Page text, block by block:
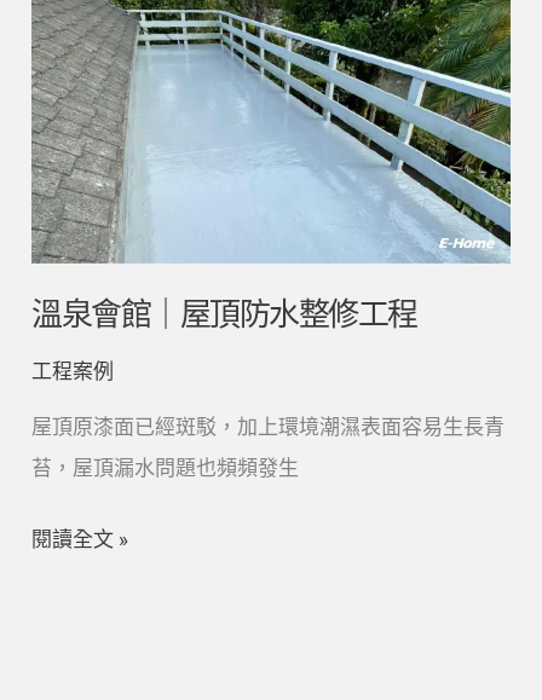
溫泉會館｜屋頂防水整修工程
工程案例
屋頂原漆面已經斑駁，加上環境潮濕表面容易生長青
苔，屋頂漏水問題也頻頻發生
溫
泉
會
館
｜
屋
頂
防
整
修
工
閱讀全文 »